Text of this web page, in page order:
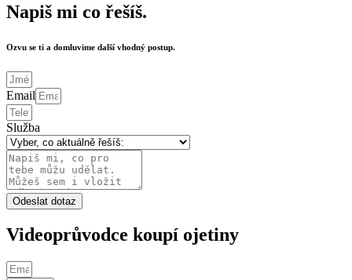
Napiš mi co řešíš.
Ozvu se ti a domluvime další vhodný postup.
Email
Služba
Odeslat dotaz
Videoprůvodce koupí ojetiny